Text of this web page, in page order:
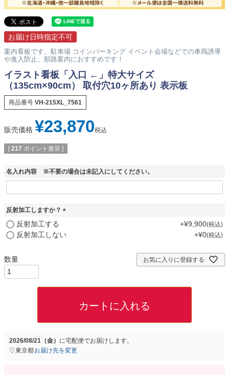
お届け日時指定不可
案内看板です。駐車場 コインパーキング イベント会場などでの車両誘導
や進入防止、順路案内におすすめです！
イラスト看板「入口 ←」特大サイズ
（135cm×90cm） 取付穴10ヶ所あり 表示板
商品番号 VH-215XL_7561
販売価格 ¥23,870税込
[ 217 ポイント進呈 ]
名入れ内容 ※不要の場合は未記入にしてください。
反射加工しますか？
反射加工する +¥9,900 税込
反射加工しない +¥0 税込
お気に入りに登録する
カートに入れる
2026/08/21（金） に宅配便でお届けします。
東京都お届け先を変更